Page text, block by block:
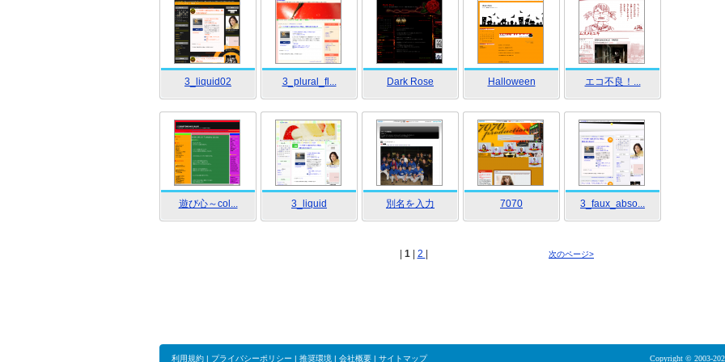
3_liquid02 3_plural_fl... Dark Rose Halloween エコ不良！...
遊び心～col... 3_liquid 別名を入力 7070 3_faux_abso...
1 2 次のページ>
利用規約 | プライバシーポリシー | 推奨環境 | 会社概要 | サイトマップ Copyright © 2003-